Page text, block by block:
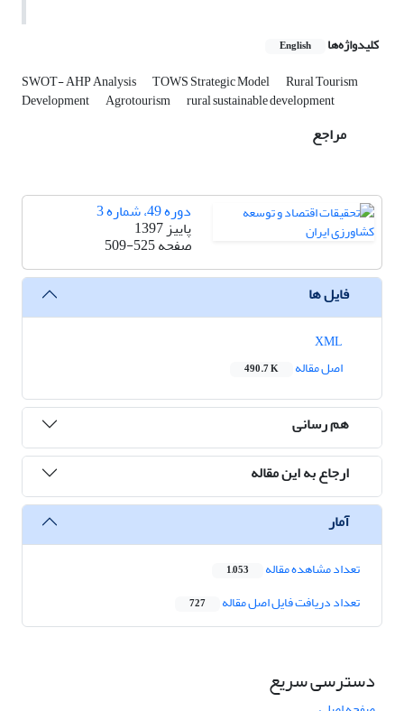
کلیدواژه‌ها English
SWOT- AHP Analysis TOWS Strategic Model Rural Tourism
Development Agrotourism rural sustainable development
مراجع
دوره 49، شماره 3
پاییز 1397
صفحه509-525
فایل ها
اصل مقاله
490.7 K
هم رسانی
ارجاع به این مقاله
آمار
تعداد مشاهده مقاله 1,053
تعداد دریافت فایل اصل مقاله 727
دسترسی سریع